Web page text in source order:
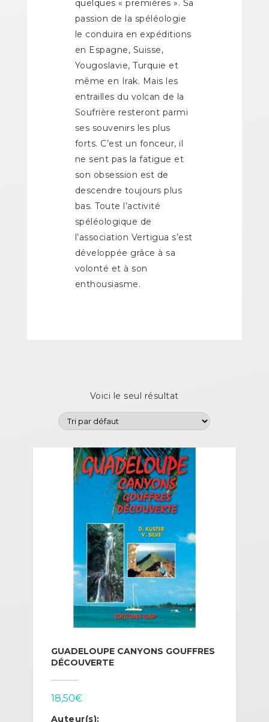
quelques « premières ». Sa
passion de la spéléologie
le conduira en expéditions
en Espagne, Suisse,
Yougoslavie, Turquie et
même en Irak. Mais les
entrailles du volcan de la
Soufrière resteront parmi
ses souvenirs les plus
forts. C’est un fonceur, il
ne sent pas la fatigue et
son obsession est de
descendre toujours plus
bas. Toute l’activité
spéléologique de
l’association Vertigua s’est
développée grâce à sa
volonté et à son
enthousiasme.
Voici le seul résultat
GUADELOUPE CANYONS GOUFFRES
DÉCOUVERTE
18,50€
Auteur(s):